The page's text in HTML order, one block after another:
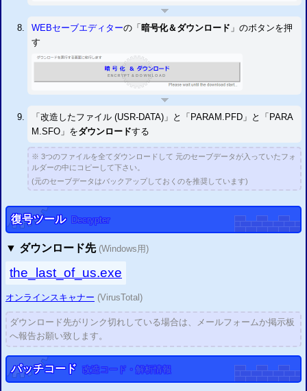
トIV
2015/09/02
「
メタルギアソリッドＶ ファントムペイン」のセーブデータは二重暗号化されてい
るので改造できませんが、アカウントIDの書き換えは可能です。
2015/09/26
セーブエディター掲示板(仮)を用意
2015/09/11
PS3
2015/08/23
PS3セーブエディター を更新 チェックサム修正設定を追加
2015/06/06
セーブアカウントID書換システム
2015/05/23
PS3 セーブエディター を開発セーブデータ改造ウェブシステム
WEBセーブエディターの「 暗号化＆ダウンロード 」のボタンを押
す
「改造したファイル (USR-DATA)」と「PARAM.PFD」と「PARA
M.SFO」をダウンロードする
※ 3つのファイルを全てダウンロードして 元のセーブデータが入っていたフォ
ルダーの中にコピーして下さい。
(元のセーブデータはバックアップしておくのを推奨しています)
復号ツール Decrypter
▼ ダウンロード先 (Windows用)
the_last_of_us.exe
オンラインスキャナー (VirusTotal)
ダウンロード先がリンク切れしている場合は、メールフォームか掲示板
へ報告お願い致します。
パッチコード 改造コード・解析情報